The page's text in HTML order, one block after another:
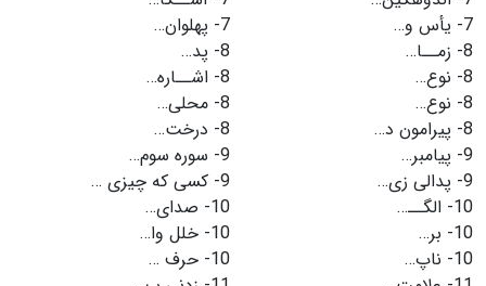
7- یأس و…
8- زمــا…
8- نوع…
8- نوع…
8- پیرامون د…
9- پیامبر…
9- پدالی زی…
10- الگــ…
10- بر…
10- ناپ…
7- پهلوان…
8- پد…
8- اشــاره…
8- محلی…
8- درخت…
9- سوره سوم…
9- كسی كه چیزی …
10- صدای…
10- خلل وا…
10- حرف …